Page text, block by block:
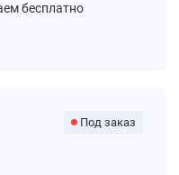
бесплатно
Под заказ